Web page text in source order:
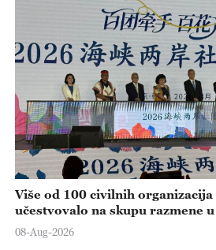
Više od 100 civilnih organizacija
učestvovalo na skupu razmene
08-Aug-2026